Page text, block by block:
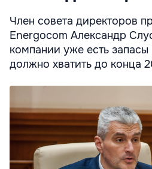
Член совета директоров
Energocom Александр
компании уже есть запасы
должно хватить до конца